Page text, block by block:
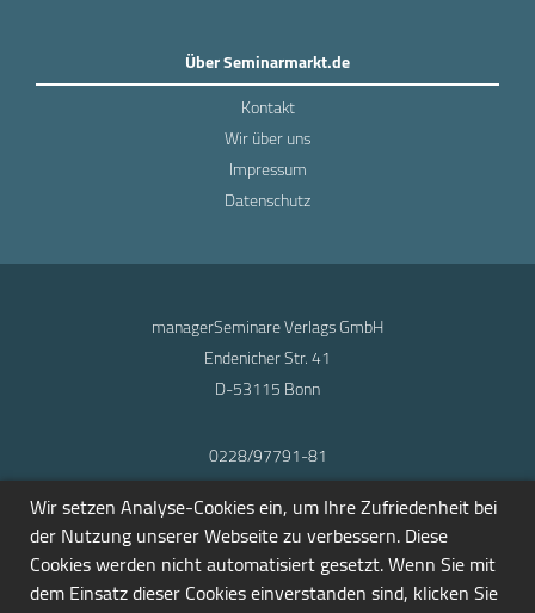
Über Seminarmarkt.de
Kontakt
Wir über uns
Impressum
Datenschutz
managerSeminare Verlags GmbH
Endenicher Str. 41
D-53115 Bonn
0228/97791-81
info@seminarmarkt.de
© 2001-2026
Wir setzen Analyse-Cookies ein, um Ihre Zufriedenheit bei
der Nutzung unserer Webseite zu verbessern. Diese
Cookies werden nicht automatisiert gesetzt. Wenn Sie mit
dem Einsatz dieser Cookies einverstanden sind, klicken Sie